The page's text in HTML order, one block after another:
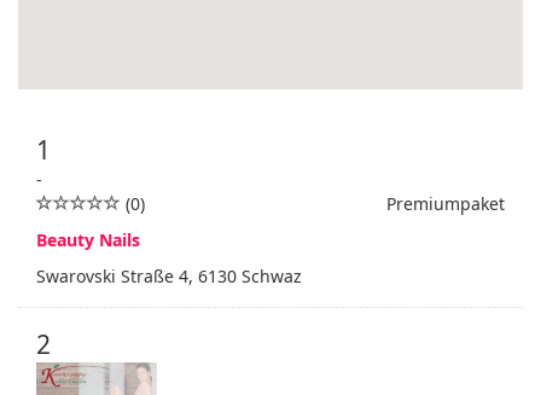
1
-
Premiumpaket
(0)
Beauty Nails
Swarovski Straße 4, 6130 Schwaz
2